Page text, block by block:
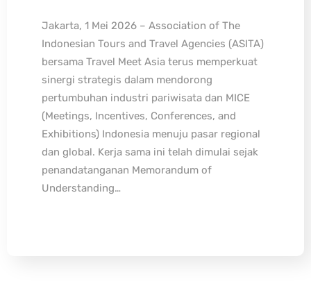
Jakarta, 1 Mei 2026 – Association of The
Indonesian Tours and Travel Agencies (ASITA)
bersama Travel Meet Asia terus memperkuat
sinergi strategis dalam mendorong
pertumbuhan industri pariwisata dan MICE
(Meetings, Incentives, Conferences, and
Exhibitions) Indonesia menuju pasar regional
dan global. Kerja sama ini telah dimulai sejak
penandatanganan Memorandum of
Understanding…